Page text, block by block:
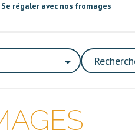
Se régaler avec nos fromages